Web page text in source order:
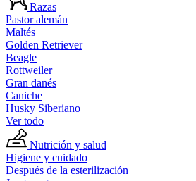
Razas
Pastor alemán
Maltés
Golden Retriever
Beagle
Rottweiler
Gran danés
Caniche
Husky Siberiano
Ver todo
Nutrición y salud
Higiene y cuidado
Después de la esterilización